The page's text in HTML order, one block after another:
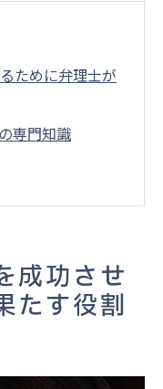
ために弁理士が
専門知識
る弁理士の具体
持つ役割とは
担うリスク管理
成功させ
たす役割